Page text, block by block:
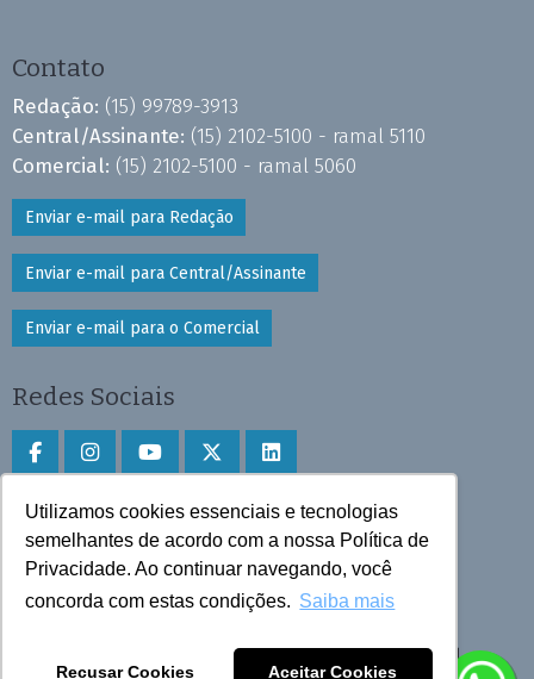
Utilizamos cookies essenciais e tecnologias
semelhantes de acordo com a nossa Política de
Privacidade. Ao continuar navegando, você
concorda com estas condições. Saiba mais
Recusar Cookies Aceitar Cookies
Contato
Redação: (15) 99789-3913
Central/Assinante: (15) 2102-5100 - ramal 5110
Comercial: (15) 2102-5100 - ramal 5060
Enviar e-mail para Redação
Enviar e-mail para Central/Assinante
Enviar e-mail para o Comercial
Redes Sociais
Faça download do aplicativo
Play Store e App Store
Todos os direitos reservados © 2025 Cruzeiro do Sul